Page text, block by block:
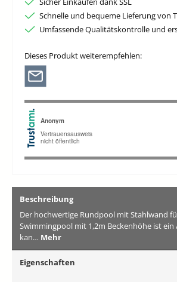
Schnelle und bequeme Lieferung von
Umfassende Qualitätskontrolle und
Dieses Produkt weiterempfehlen:
Beschreibung
Der hochwertige Rundpool mit Stahlwand
Swimmingpool mit 1,2m Beckenhöhe ist ein
kan… Mehr
Eigenschaften